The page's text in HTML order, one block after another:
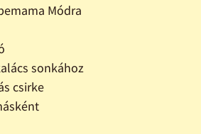
Módra
sonkához
csirke